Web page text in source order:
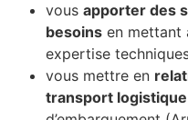
vous apporter des
besoins en mettant
expertise
vous mettre en
transport logistique